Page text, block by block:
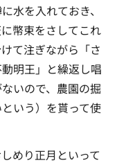
水を入れておき、
幣束をさしてこれ
て注ぎながら「さ
明王」と繰返し唱
いので、農園の掘
いう）を貰って使
めり正月といって